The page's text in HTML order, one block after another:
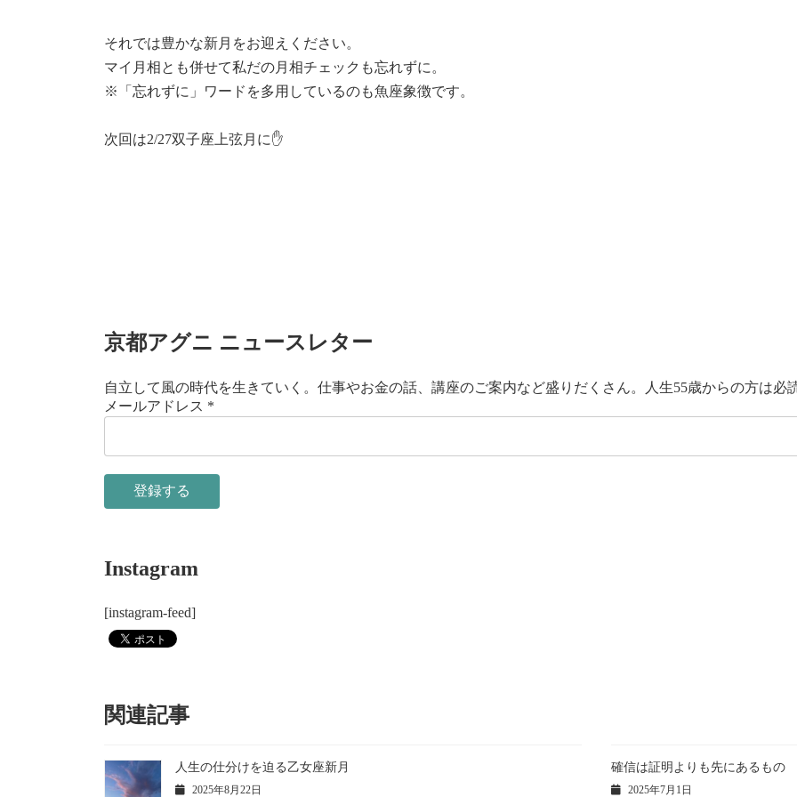
それでは豊かな新月をお迎えください。
マイ月相とも併せて私だの月相チェックも忘れずに。
※「忘れずに」ワードを多用しているのも魚座象徴です。
次回は2/27双子座上弦月に✋
京都アグニ ニュースレター
自立して風の時代を生きていく。仕事やお金の話、講座のご案内など盛りだくさん。人生55歳からの方は必
メールアドレス *
Instagram
[instagram-feed]
関連記事
人生の仕分けを迫る乙女座新月
2025年8月22日
確信は証明よりも先にあるもの
2025年7月1日